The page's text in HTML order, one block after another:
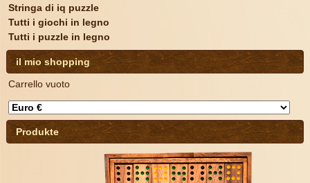
Stringa di iq puzzle
Tutti i giochi in legno
Tutti i puzzle in legno
il mio shopping
Carrello vuoto
Produkte